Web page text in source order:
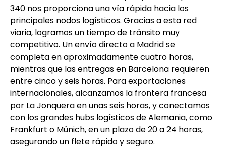
340 nos proporciona una vía rápida hacia los
principales nodos logísticos. Gracias a esta red
viaria, logramos un tiempo de tránsito muy
competitivo. Un envío directo a Madrid se
completa en aproximadamente cuatro horas,
mientras que las entregas en Barcelona requieren
entre cinco y seis horas. Para exportaciones
internacionales, alcanzamos la frontera francesa
por La Jonquera en unas seis horas, y conectamos
con los grandes hubs logísticos de Alemania, como
Frankfurt o Múnich, en un plazo de 20 a 24 horas,
asegurando un flete rápido y seguro.